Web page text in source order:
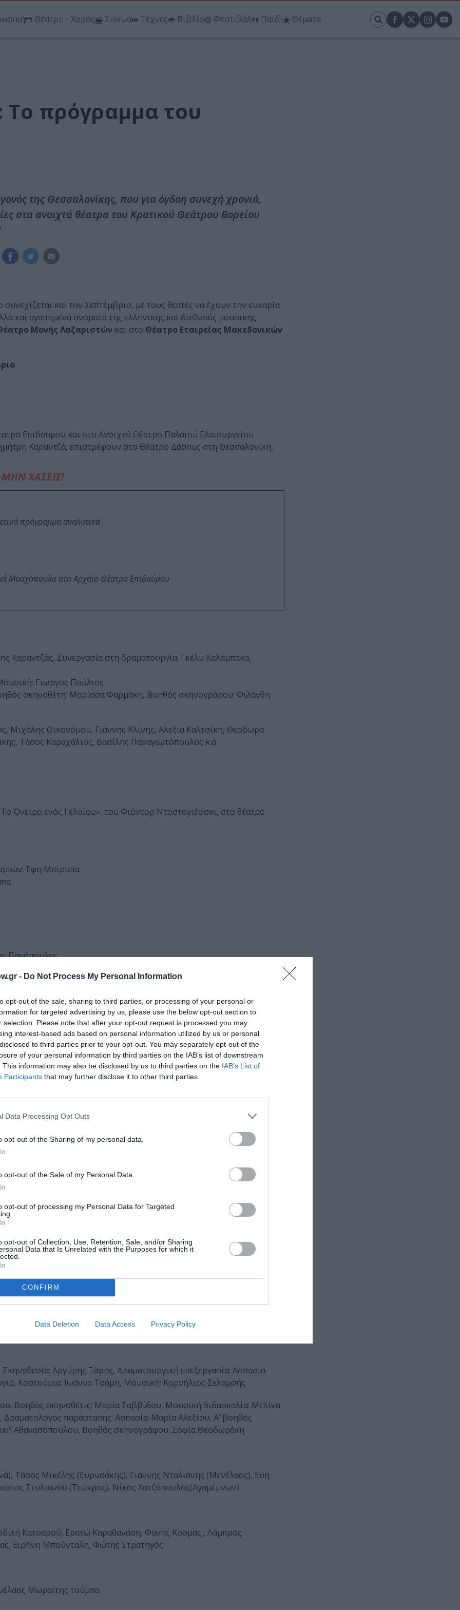
- Do Not Process My Personal Information
opt-out of the sale, sharing to third parties, or processing of your personal or
for targeted advertising by us, please use the below opt-out section to
selection. Please note that after your opt-out request is processed you may
interest-based ads based on personal information utilized by us or personal
to third parties prior to your opt-out. You may separately opt-out of the
of your personal information by third parties on the IAB’s list of downstream
This information may also be disclosed by us to third parties on the IAB’s List of
Participants that may further disclose it to other third parties.
Data Processing Opt Outs
opt-out of the Sharing of my personal data.
opt-out of the Sale of my Personal Data.
opt-out of processing my Personal Data for Targeted
opt-out of Collection, Use, Retention, Sale, and/or Sharing
Data that Is Unrelated with the Purposes for which it
CONFIRM
Data Deletion Data Access Privacy Policy
Θέατρο - Χορός Σινεμά Τέχνες Βιβλίο Φεστιβάλ Παιδί Θέματα
Το πρόγραμμα του
της Θεσσαλονίκης, που για όγδοη συνεχή χρονιά,
στα ανοιχτά θέατρα του Κρατικού Θεάτρου Βορείου
συνεχίζεται και τον Σεπτέμβριο, με τους θεατές να έχουν την ευκαρία
και αγαπημένα ονόματα της ελληνικής και διεθνούς μουσικής
Μονής Λαζαριστών και στο Θέατρο Εταιρείας Μακεδονικών
Επιδαύρου και στο Ανοιχτό Θέατρο Παλαιού Ελαιουργείου
Καραντζά, επιστρέφουν στο Θέατρο Δάσους στη Θεσσαλονίκη.
ΜΗΝ ΧΑΣΕΙΣ!
πρόγραμμα αναλυτικά
Μοσχόπουλο στο Αρχαίο Θέατρο Επιδαύρου
Συνεργασία στη δραματουργία: Γκέλυ Καλαμπάκα,
Γιώργος Πούλιος
σκηνοθέτη: Μαρίσσα Φαρμάκη, Βοηθός σκηνογράφου: Φιλάνθη
Μιχάλης Οικονόμου, Γιάννης Κλίνης, Αλεξία Καλτσίκη, Θεοδώρα
Τάσος Καραχάλιος, Βασίλης Παναγιωτόπουλος κ.ά.
Όνειρο ενός Γελοίου», του Φιόντορ Ντοστογιέφσκι, στο θέατρο
Έφη Μπίρμπα
Πανόπουλος
(Cezaris Graužinis), Σκηνογραφία – Ενδυματολογία: Kenny
Edgen Lame,
«Λυκόφως»
Μιχαηλίδης (Κορυφαίος του Χορού), Γιώργος
Σαπουντζής (Τειρεσίας), Κώστας Κορωναίος (Φύλακας), Στρατής
Σωτηράκης (Χορός) Γιάννης Μαστρογιάννης (Χορός) Περικλής
που ηχογραφήθηκε εκείνο το βράδυ στον Λυκαβηττό
για να γιορτάσουμε το εδώ και το τώρα.
Μιχάλης Καπηλίδης και Αλκίνοος Ιωαννίδης δύο δεκαετίες
όσα μας φέρνουν σήμερα εδώ. Για να μοιραστούμε όσα ζήσαμε
για να συναντηθούμε στην παρούσα στιγμή.
Αργύρης Ξάφης, Δραματουργική επεξεργασία: Ασπασία-
Κοστούμια: Ιωάννα Τσάμη, Μουσική: Κορνήλιος Σελαμσής
Βοηθός σκηνοθέτις: Μαρία Σαββίδου, Μουσική διδασκαλία: Μελίνα
παράστασης: Ασπασία-Μαρία Αλεξίου, Α’ βοηθός
Αθανασοπούλου, Βοηθός σκηνογράφου: Σοφία Θεοδωράκη
Τάσος Μικέλης (Ευρυσάκης), Γιάννης Νταλιάνης (Μενέλαος), Εύη
Στυλιανού (Τεύκρος), Νίκος Χατζόπουλος(Αγαμέμνων)
Κατσαρού, Ερατώ Καραθανάση, Φάνης Κοσμάς , Λάμπρος
Ειρήνη Μπούνταλη, Φώτης Στρατηγός.
Μωραΐτης τούμπα